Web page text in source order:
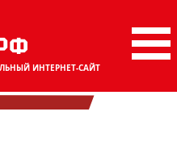
ИНТЕРНЕТ-САЙТ